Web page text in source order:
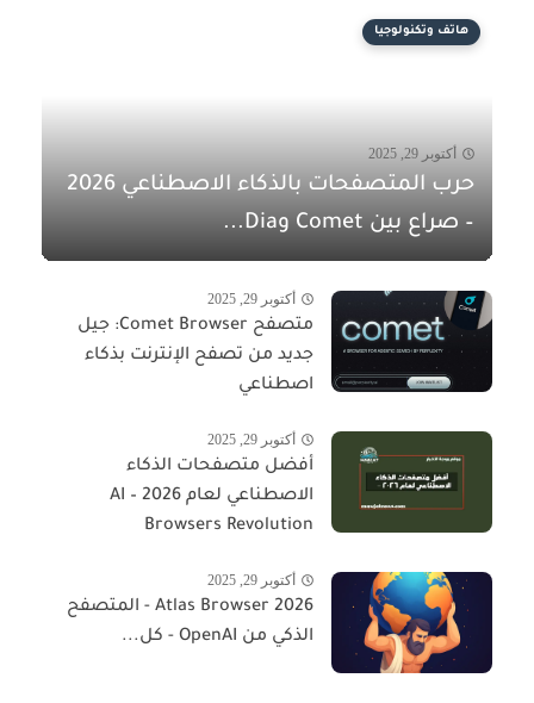
هاتف وتكنولوجيا
أكتوبر 29, 2025
حرب المتصفحات بالذكاء الاصطناعي 2026
– صراع بين Comet وDia...
أكتوبر 29, 2025
متصفح Comet Browser: جيل
جديد من تصفح الإنترنت بذكاء
اصطناعي
أكتوبر 29, 2025
أفضل متصفحات الذكاء
الاصطناعي لعام 2026 – AI
Browsers Revolution
أكتوبر 29, 2025
Atlas Browser 2026 - المتصفح
الذكي من OpenAI - كل...